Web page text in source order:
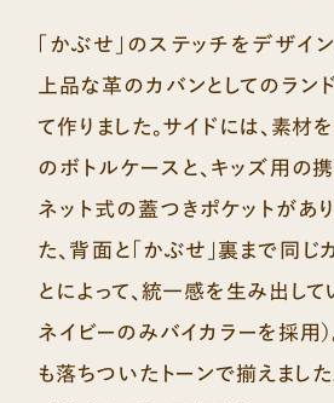
「かぶせ」のステッチをデザイ
上品な革のカバンとしてのラン
て作りました。サイドには、素材
のボトルケースと、キッズ用の
ネット式の蓋つきポケットがあ
た、背面と「かぶせ」裏まで同
とによって、統一感を生み出して
ネイビーのみバイカラーを採用
も落ちついたトーンで揃えました